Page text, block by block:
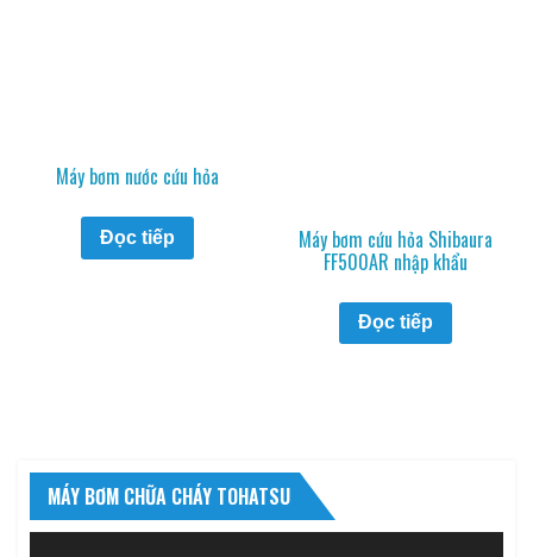
Máy bơm nước cứu hỏa
Đọc tiếp Máy bơm cứu hỏa Shibaura
FF500AR nhập khẩu
Đọc tiếp
MÁY BƠM CHỮA CHÁY TOHATSU